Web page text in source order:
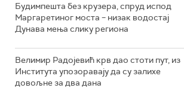
Будимпешта без крузера, спруд испод
Маргаретиног моста – низак водостај
Дунава мења слику региона
Велимир Радојевић крв дао стоти пут, из
Института упозоравају да су залихе
довољне за два дана